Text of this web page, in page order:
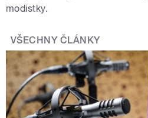
modistky.
VŠECHNY ČLÁNKY